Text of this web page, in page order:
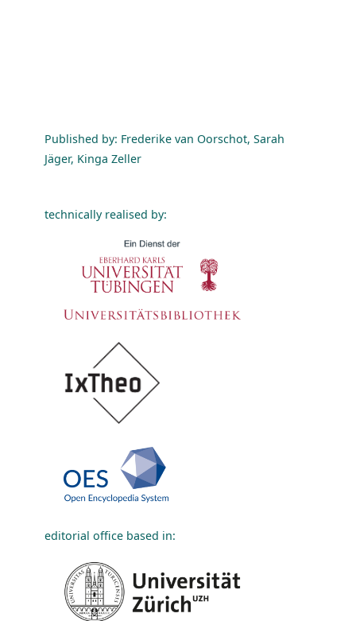
Published by: Frederike van Oorschot, Sarah
Jäger, Kinga Zeller
technically realised by:
editorial office based in: